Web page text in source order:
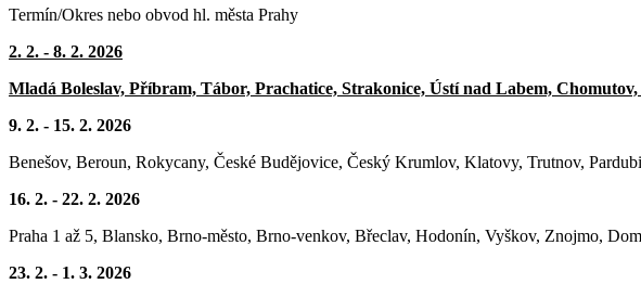
Termín/Okres nebo obvod hl. města Prahy
2. 2. - 8. 2. 2026
Mladá Boleslav, Příbram, Tábor, Prachatice, Strakonice, Ústí nad Labem,
9. 2. - 15. 2. 2026
Benešov, Beroun, Rokycany, České Budějovice, Český Krumlov, Klatovy, Trutnov,
16. 2. - 22. 2. 2026
Praha 1 až 5, Blansko, Brno-město, Brno-venkov, Břeclav, Hodonín, Vyškov, Znojmo,
23. 2. - 1. 3. 2026